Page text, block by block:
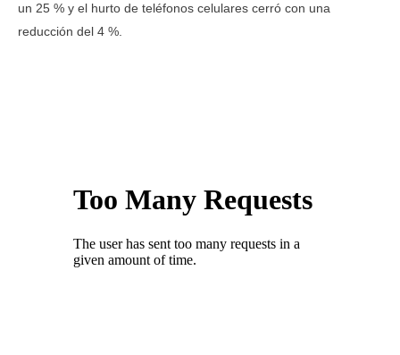
un 25 % y el hurto de teléfonos celulares cerró con una
reducción del 4 %.